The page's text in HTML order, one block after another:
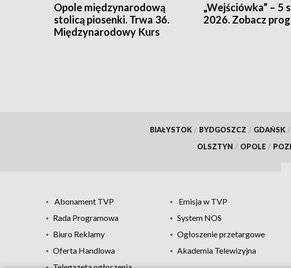
Opole międzynarodową
stolicą piosenki. Trwa 36.
Międzynarodowy Kurs
„Wejściówka” – 5
2026. Zobacz
BIAŁYSTOK / BYDGOSZCZ / GDAŃSK /
OLSZTYN / OPOLE /
Abonament TVP Emisja w TVP
Rada Programowa
System NOS
Biuro Reklamy
Ogłoszenie przetargowe
Oferta Handlowa
Akademia Telewizyjna